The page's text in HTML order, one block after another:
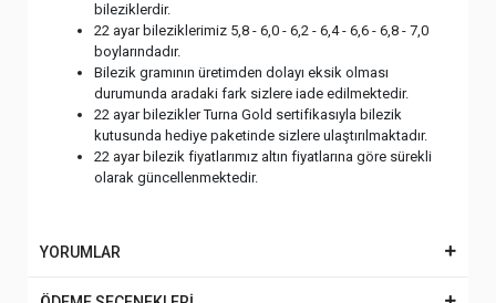
bileziklerdir.
22 ayar bileziklerimiz 5,8 - 6,0 - 6,2 - 6,4 - 6,6 - 6,8 - 7,0
boylarındadır.
Bilezik gramının üretimden dolayı eksik olması
durumunda aradaki fark sizlere iade edilmektedir.
22 ayar bilezikler Turna Gold sertifikasıyla bilezik
kutusunda hediye paketinde sizlere ulaştırılmaktadır.
22 ayar bilezik fiyatlarımız altın fiyatlarına göre sürekli
olarak güncellenmektedir.
YORUMLAR